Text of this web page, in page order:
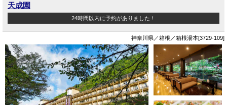
天成園
24時間以内に予約がありました！
神奈川県／箱根／箱根湯本[3729-109]